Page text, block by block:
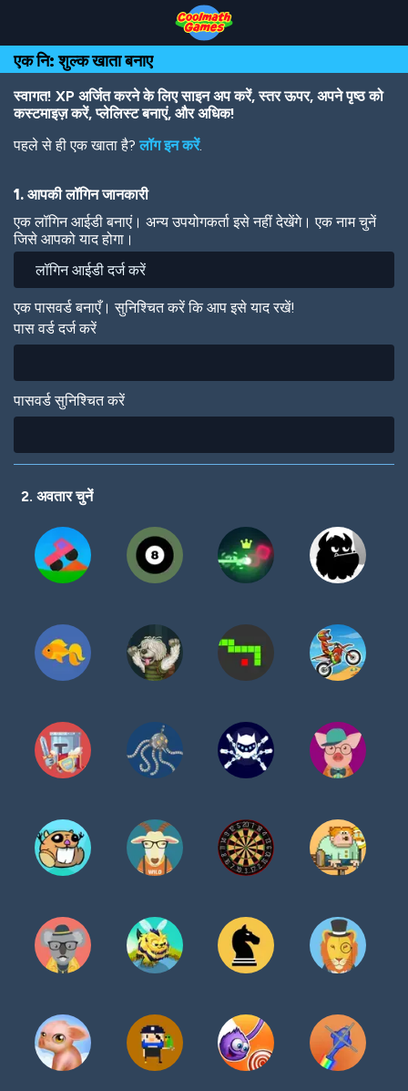
Top
of
Page
Navigation
Main
Content
Footer
main
content
एक नि: शुल्क खाता बनाए
स्वागत! XP अर्जित करने के लिए साइन अप करें, स्तर ऊपर, अपने पृष्ठ को
कस्टमाइज़ करें, प्लेलिस्ट बनाएं, और अधिक!
पहले से ही एक खाता है?लॉग इन करें.
1. आपकी लॉगिन जानकारी
एक लॉगिन आईडी बनाएं। अन्य उपयोगकर्ता इसे नहीं देखेंगे। एक नाम चुनें
जिसे आपको याद होगा।
एक पासवर्ड बनाएँ। सुनिश्चित करें कि आप इसे याद रखें!
पास वर्ड दर्ज करें
पासवर्ड सुनिश्चित करें
2. अवतार चुनें